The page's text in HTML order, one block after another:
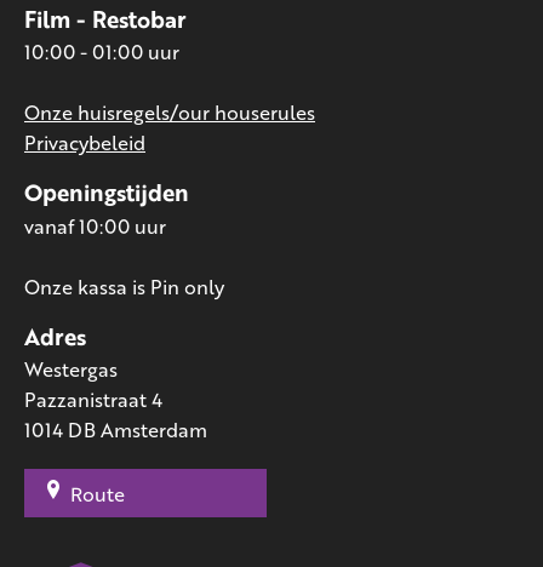
Adres
Westergas
Pazzanistraat 4
1014 DB Amsterdam
Route
Openingstijden
vanaf 10:00 uur
Onze kassa is Pin only
Film - Restobar
10:00 - 01:00 uur
Onze huisregels/our houserules
Privacybeleid